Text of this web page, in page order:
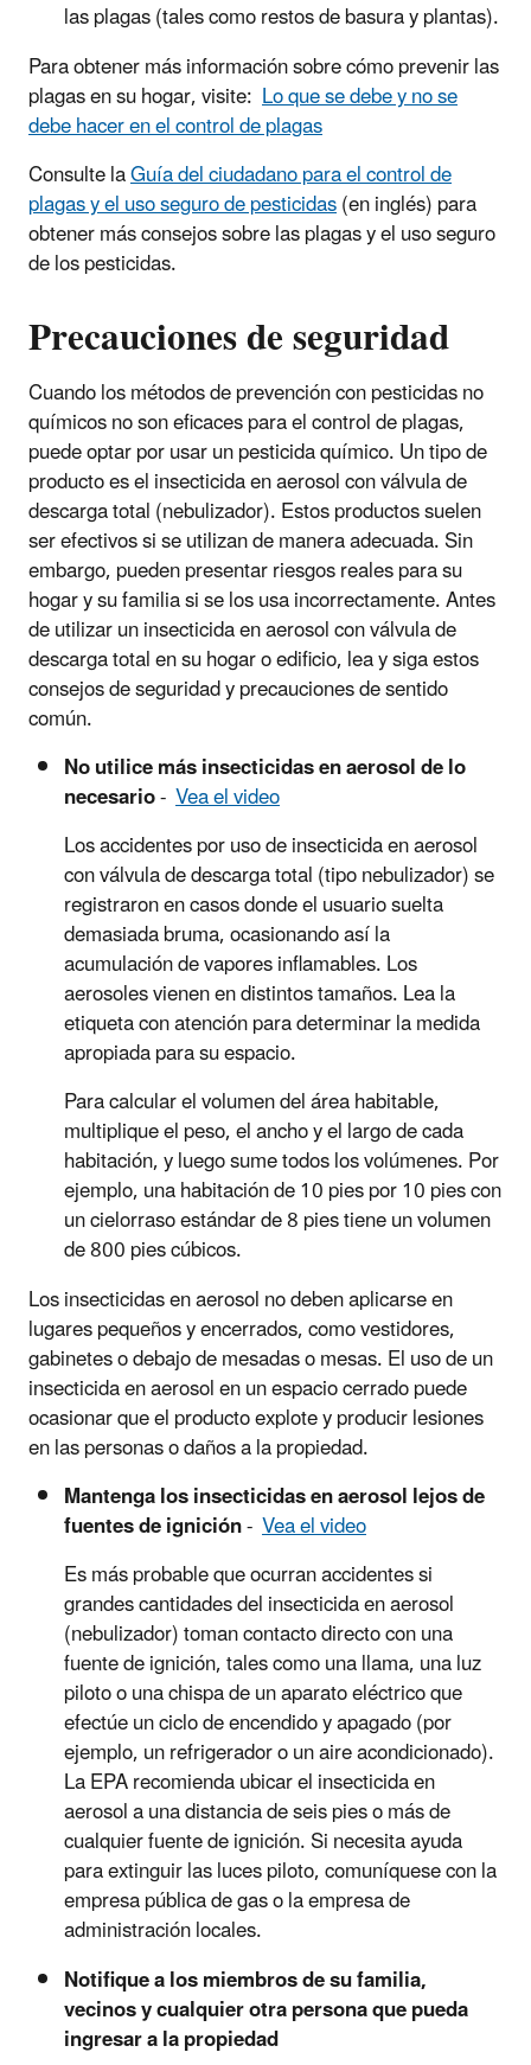
las plagas (tales como restos de basura y plantas).
Para obtener más información sobre cómo prevenir las
plagas en su hogar, visite: Lo que se debe y no se
debe hacer en el control de plagas
Consulte laGuía del ciudadano para el control de
plagas y el uso seguro de pesticidas(en inglés) para
obtener más consejos sobre las plagas y el uso seguro
de los pesticidas.
Precauciones de seguridad
Cuando los métodos de prevención con pesticidas no
químicos no son eficaces para el control de plagas,
puede optar por usar un pesticida químico. Un tipo de
producto es el insecticida en aerosol con válvula de
descarga total (nebulizador). Estos productos suelen
ser efectivos si se utilizan de manera adecuada. Sin
embargo, pueden presentar riesgos reales para su
hogar y su familia si se los usa incorrectamente. Antes
de utilizar un insecticida en aerosol con válvula de
descarga total en su hogar o edificio, lea y siga estos
consejos de seguridad y precauciones de sentido
común.
No utilice más insecticidas en aerosol de lo
necesario- Vea el video
Los accidentes por uso de insecticida en aerosol
con válvula de descarga total (tipo nebulizador) se
registraron en casos donde el usuario suelta
demasiada bruma, ocasionando así la
acumulación de vapores inflamables. Los
aerosoles vienen en distintos tamaños. Lea la
etiqueta con atención para determinar la medida
apropiada para su espacio.
Para calcular el volumen del área habitable,
multiplique el peso, el ancho y el largo de cada
habitación, y luego sume todos los volúmenes. Por
ejemplo, una habitación de 10 pies por 10 pies con
un cielorraso estándar de 8 pies tiene un volumen
de 800 pies cúbicos.
Los insecticidas en aerosol no deben aplicarse en
lugares pequeños y encerrados, como vestidores,
gabinetes o debajo de mesadas o mesas. El uso de un
insecticida en aerosol en un espacio cerrado puede
ocasionar que el producto explote y producir lesiones
en las personas o daños a la propiedad.
Mantenga los insecticidas en aerosol lejos de
fuentes de ignición- Vea el video
Es más probable que ocurran accidentes si
grandes cantidades del insecticida en aerosol
(nebulizador) toman contacto directo con una
fuente de ignición, tales como una llama, una luz
piloto o una chispa de un aparato eléctrico que
efectúe un ciclo de encendido y apagado (por
ejemplo, un refrigerador o un aire acondicionado).
La EPA recomienda ubicar el insecticida en
aerosol a una distancia de seis pies o más de
cualquier fuente de ignición. Si necesita ayuda
para extinguir las luces piloto, comuníquese con la
empresa pública de gas o la empresa de
administración locales.
Notifique a los miembros de su familia,
vecinos y cualquier otra persona que pueda
ingresar a la propiedad